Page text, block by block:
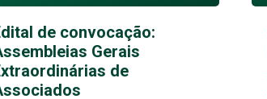
de convocação:
Gerais
de